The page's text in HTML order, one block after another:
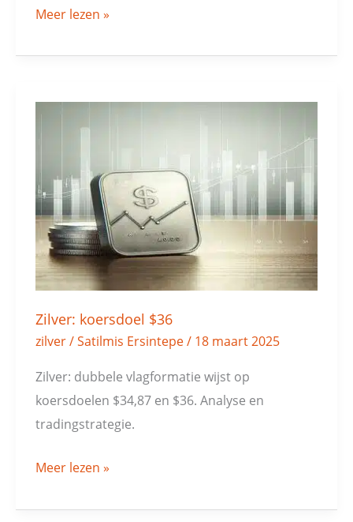
Meer lezen »
Zilver: koersdoel $36
zilver/Satilmis Ersintepe/ 18 maart 2025
Zilver: dubbele vlagformatie wijst op
koersdoelen $34,87 en $36. Analyse en
tradingstrategie.
Zilver:
Meer lezen »